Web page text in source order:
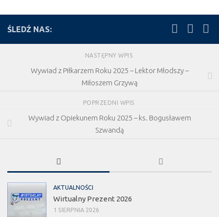
ŚLEDŹ NAS:
NASTĘPNY WPIS
Wywiad z Piłkarzem Roku 2025 – Lektor Młodszy –
Miłoszem Grzywą
POPRZEDNI WPIS
Wywiad z Opiekunem Roku 2025 – ks. Bogusławem
Szwandą
AKTUALNOŚCI
Wirtualny Prezent 2026
1 SIERPNIA 2026